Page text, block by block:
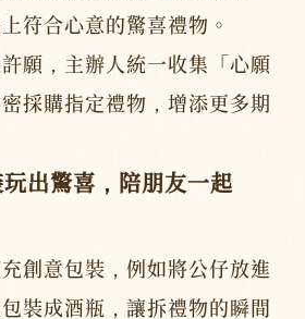
符合心意的驚喜禮物。
願，主辦人統一收集「心願
採購指定禮物，增添更多期
出驚喜，陪朋友一起
創意包裝，例如將公仔放進
裝成酒瓶，讓拆禮物的瞬間